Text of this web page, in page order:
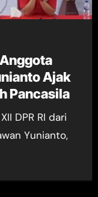
Ajak
Pancasila
Yunianto,